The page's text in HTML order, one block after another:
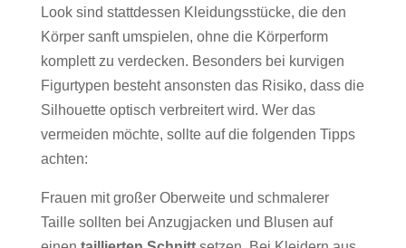
Look sind stattdessen Kleidungsstücke, die den
Körper sanft umspielen, ohne die Körperform
komplett zu verdecken. Besonders bei kurvigen
Figurtypen besteht ansonsten das Risiko, dass die
Silhouette optisch verbreitert wird. Wer das
vermeiden möchte, sollte auf die folgenden Tipps
achten:
Frauen mit großer Oberweite und schmalerer
Taille sollten bei Anzugjacken und Blusen auf